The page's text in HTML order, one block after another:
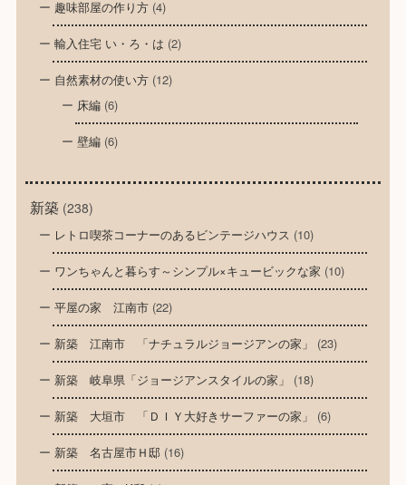
趣味部屋の作り方(4)
輸入住宅 い・ろ・は (2)
自然素材の使い方(12)
床編(6)
壁編(6)
新築(238)
レトロ喫茶コーナーのあるビンテージハウス (10)
ワンちゃんと暮らす～シンプル×キュービックな家 (10)
平屋の家 江南市(22)
新築 江南市 「ナチュラルジョージアンの家」 (23)
新築 岐阜県「ジョージアンスタイルの家」 (18)
新築 大垣市 「ＤＩＹ大好きサーファーの家」 (6)
新築 名古屋市Ｈ邸(16)